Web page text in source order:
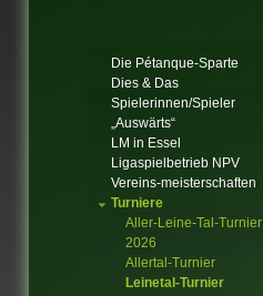
Die Pétanque-Sparte
Dies & Das
Spielerinnen/Spieler
„Auswärts“
LM in Essel
Ligaspielbetrieb NPV
Vereins-meisterschaften
Turniere
Aller-Leine-Tal-Turnier
2026
Allertal-Turnier
Leinetal-Turnier